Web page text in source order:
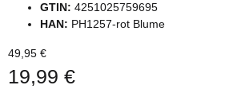
GTIN: 4251025759695
HAN: PH1257-rot Blume
49,95 €
19,99 €